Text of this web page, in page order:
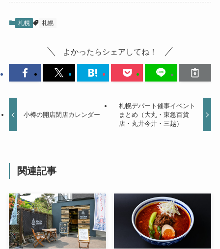
札幌 札幌
よかったらシェアしてね！
小樽の開店閉店カレンダー
札幌デパート催事イベント
まとめ（大丸・東急百貨
店・丸井今井・三越）
関連記事